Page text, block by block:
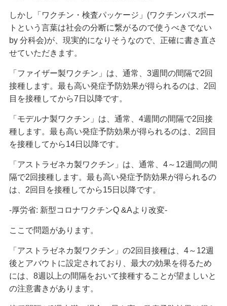
しかし「ワクチン・検査パッケージ」(ワクチンパスポー
トという言葉は社会の分断に繋がるので使うべきでない
by 分科会)が、現実的になりそうなので、正確に書き直さ
せていただきます。
「ファイザー製ワクチン」は、通常、3週間の間隔で2回
接種します。最も高い発症予防効果が得られるのは、2回
目を接種してから7日以降です。
「モデルナ製ワクチン」は、通常、4週間の間隔で2回接
種します。最も高い発症予防効果が得られるのは、2回目
を接種してから14日以降です。
「アストラゼネカ製ワクチン」は、通常、4～12週間の間
隔で2回接種します。最も高い発症予防効果が得られるの
は、2回目を接種してから15日以降です。
-厚労省: 新型コロナワクチンQ &Aより改変-
ここで問題があります。
「アストラゼネカ製ワクチン」の2回目接種は、4～12週
後とアバウトに設定されており、最大の効果を得るため
には、8週以上の間隔をおいて接種することが望ましいと
の注意書きがあります。